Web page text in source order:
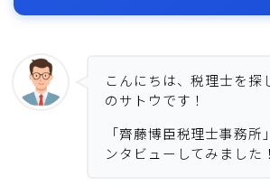
こんにちは、税理士を探
のサトウです！
「齊藤博臣税理士事務所
ンタビューしてみました！